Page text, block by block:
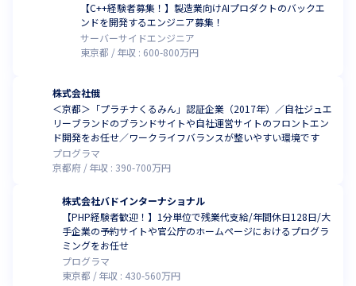
【C++経験者募集！】製造業向けAIプロダクトのバックエ
ンドを開発するエンジニア募集！
サーバーサイドエンジニア
東京都
年収 : 600-800万円
株式会社俄
＜京都＞「プラチナくるみん」認証企業（2017年）／自社ジュエ
リーブランドのブランドサイトや自社運営サイトのフロントエン
ド開発をお任せ／ワークライフバランスが整いやすい環境です
プログラマ
京都府
年収 : 390-700万円
株式会社バドインターナショナル
【PHP経験者歓迎！】1分単位で残業代支給/年間休日128日/大
手企業の予約サイトや官公庁のホームページにおけるプログラ
ミングをお任せ
プログラマ
東京都
年収 : 430-560万円